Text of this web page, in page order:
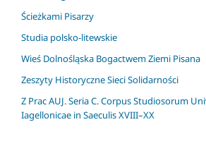
Ścieżkami Pisarzy
Studia polsko-litewskie
Wieś Dolnośląska Bogactwem Ziemi Pisana
Zeszyty Historyczne Sieci Solidarności
Z Prac AUJ. Seria C. Corpus Studiosorum
Iagellonicae in Saeculis XVIII–XX